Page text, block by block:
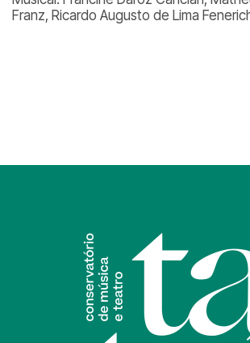
Franz, Ricardo Augusto de Lima